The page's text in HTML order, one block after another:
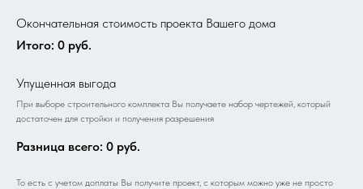
Окончательная стоимость проекта Вашего дома
Итого: 0 руб.
Упущенная выгода
При выборе строительного комплекта Вы получаете набор чертежей, который
достаточен для стройки и получения разрешения
Разница всего: 0 руб.
То есть с учетом доплаты Вы получите проект, с которым можно уже не просто